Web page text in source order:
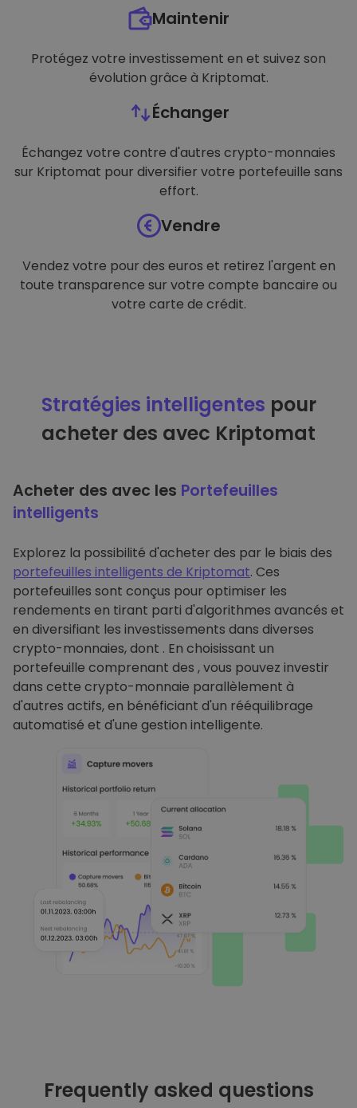
Maintenir
Protégez votre investissement en et suivez son
évolution grâce à Kriptomat.
Échanger
Échangez votre contre d'autres crypto-monnaies
sur Kriptomat pour diversifier votre portefeuille sans
effort.
Vendre
Vendez votre pour des euros et retirez l'argent en
toute transparence sur votre compte bancaire ou
votre carte de crédit.
Stratégies intelligentes pour
acheter des avec Kriptomat
Acheter des avec les Portefeuilles
intelligents
Explorez la possibilité d'acheter des par le biais des
portefeuilles intelligents de Kriptomat. Ces
portefeuilles sont conçus pour optimiser les
rendements en tirant parti d'algorithmes avancés et
en diversifiant les investissements dans diverses
crypto-monnaies, dont . En choisissant un
portefeuille comprenant des , vous pouvez investir
dans cette crypto-monnaie parallèlement à
d'autres actifs, en bénéficiant d'un rééquilibrage
automatisé et d'une gestion intelligente.
Frequently asked questions
FONCTIONNALITÉ